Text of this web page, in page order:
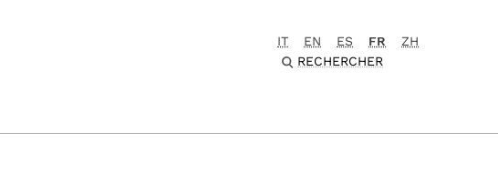
IT EN ES FR
ZH
RECHERCHER